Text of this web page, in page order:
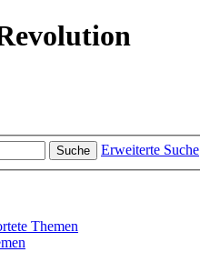
Suche Erweiterte Suche
Themen